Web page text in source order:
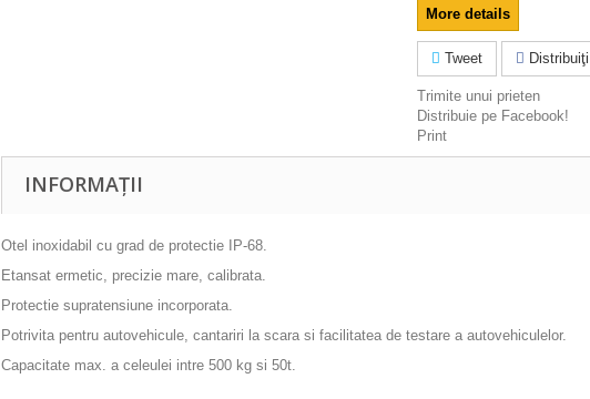
More details
Tweet Distribuiţi
Trimite unui prieten
Distribuie pe Facebook!
Print
INFORMAȚII
Otel inoxidabil cu grad de protectie IP-68.
Etansat ermetic, precizie mare, calibrata.
Protectie supratensiune incorporata.
Potrivita pentru autovehicule, cantariri la scara si facilitatea de testare a autovehiculelor.
Capacitate max. a celeulei intre 500 kg si 50t.